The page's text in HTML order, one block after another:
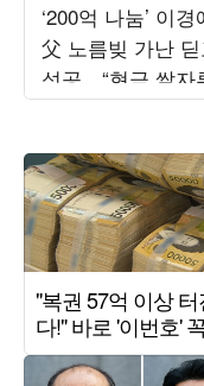
‘200억 나눔’ 이경
父 노름빚 가난
성공…“현금 쌀자
넣어 베고 자” (‘